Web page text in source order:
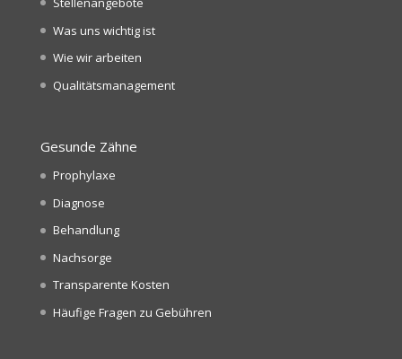
Was uns wichtig ist
Wie wir arbeiten
Qualitätsmanagement
Gesunde Zähne
Prophylaxe
Diagnose
Behandlung
Nachsorge
Transparente Kosten
Häufige Fragen zu Gebühren